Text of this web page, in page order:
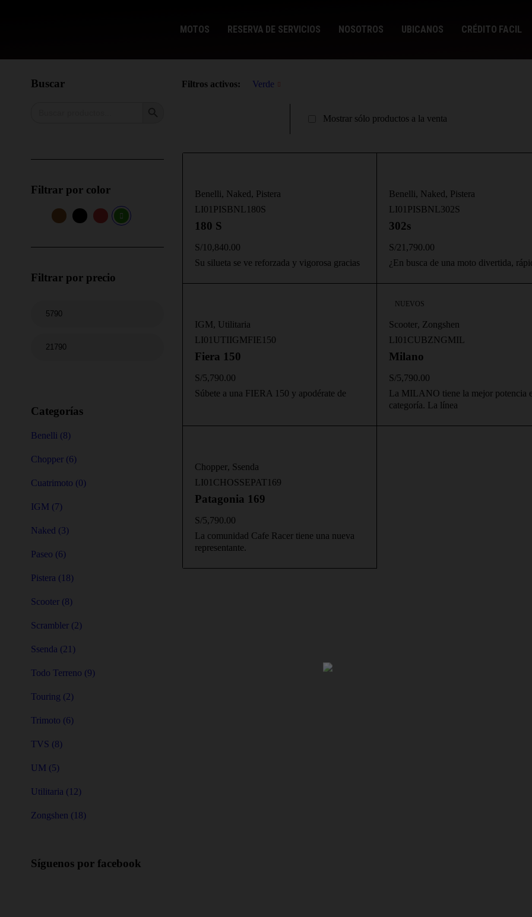
MOTOS RESERVA DE SERVICIOS NOSOTROS UBICANOS CRÉDITO FACIL
Buscar
Filtrar por color
Filtrar por precio
Categorías
Benelli (8)
Chopper (6)
Cuatrimoto (0)
IGM (7)
Naked (3)
Paseo (6)
Pistera (18)
Scooter (8)
Scrambler (2)
Ssenda (21)
Todo Terreno (9)
Touring (2)
Trimoto (6)
TVS (8)
UM (5)
Utilitaria (12)
Zongshen (18)
Síguenos por facebook
Filtros activos: Verde
Mostrar sólo productos a la venta
Benelli, Naked, Pistera
LI01PISBNL180S
180 S
S/10,840.00
Su silueta se ve reforzada y vigorosa gracias
Benelli, Naked, Pistera
LI01PISBNL302S
302s
S/21,790.00
¿En busca de una moto divertida,
IGM, Utilitaria
LI01UTIIGMFIE150
Fiera 150
S/5,790.00
Súbete a una FIERA 150 y apodérate de
NUEVOS
Scooter, Zongshen
LI01CUBZNGMIL
Milano
S/5,790.00
La MILANO tiene la mejor potencia
categoría. La línea
Chopper, Ssenda
LI01CHOSSEPAT169
Patagonia 169
S/5,790.00
La comunidad Cafe Racer tiene una nueva
representante.